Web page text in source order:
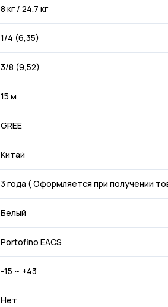
8 кг / 24.7 кг
1/4 (6,35)
3/8 (9,52)
15 м
GREE
Китай
3 года ( Оформляется при получении
Белый
Portofino EACS
-15 ~ +43
Нет